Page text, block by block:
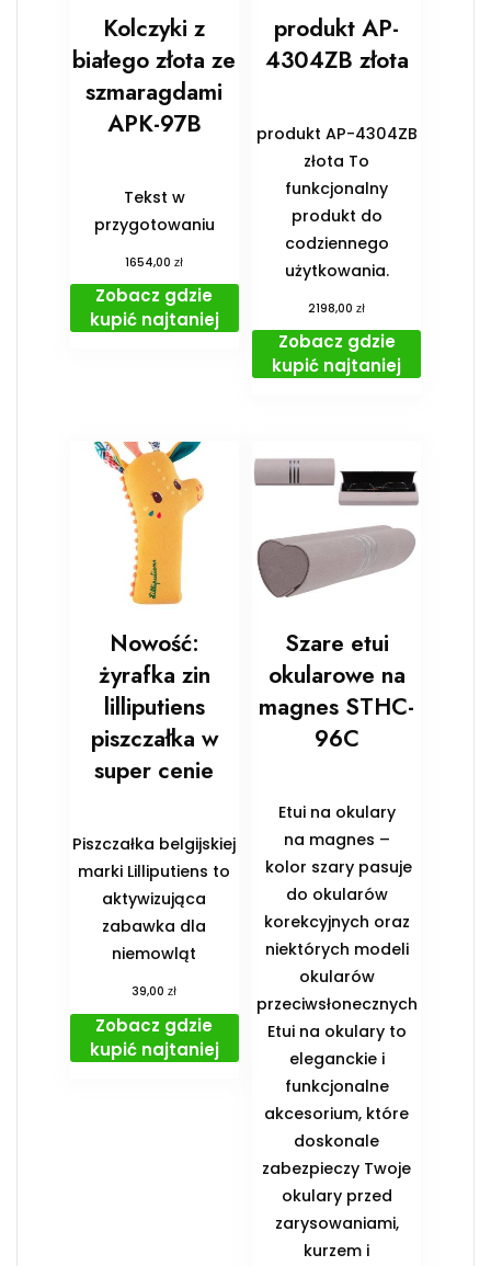
Kolczyki z
białego złota ze
szmaragdami
APK-97B
Tekst w
przygotowaniu
1654,00zł
Zobacz gdzie
kupić najtaniej
produkt AP-
4304ZB złota
produkt AP-4304ZB
złota To
funkcjonalny
produkt do
codziennego
użytkowania.
2198,00zł
Zobacz gdzie
kupić najtaniej
Nowość:
żyrafka zin
lilliputiens
piszczałka w
super cenie
Piszczałka belgijskiej
marki Lilliputiens to
aktywizująca
zabawka dla
niemowląt
39,00zł
Zobacz gdzie
kupić najtaniej
Szare etui
okularowe na
magnes STHC-
96C
Etui na okulary
na magnes –
kolor szary pasuje
do okularów
korekcyjnych oraz
niektórych modeli
okularów
przeciwsłonecznych
Etui na okulary to
eleganckie i
funkcjonalne
akcesorium, które
doskonale
zabezpieczy Twoje
okulary przed
zarysowaniami,
kurzem i